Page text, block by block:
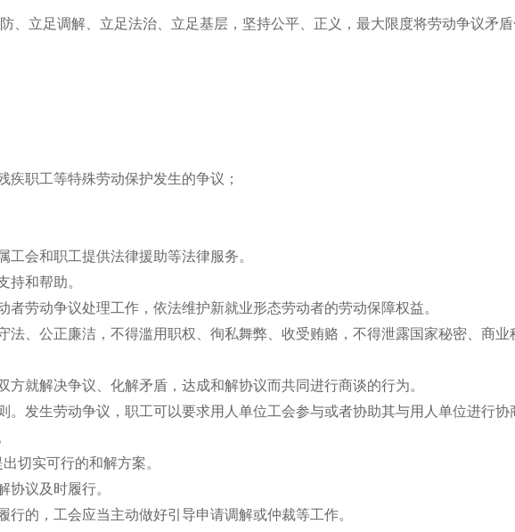
立足调解、立足法治、立足基层，坚持公平、正义，最大限度将劳动争议矛
疾职工等特殊劳动保护发生的争议；
会和职工提供法律援助等法律服务。
持和帮助。
劳动争议处理工作，依法维护新就业形态劳动者的劳动保障权益。
、公正廉洁，不得滥用职权、徇私舞弊、收受贿赂，不得泄露国家秘密、商业
就解决争议、化解矛盾，达成和解协议而共同进行商谈的行为。
发生劳动争议，职工可以要求用人单位工会参与或者协助其与用人单位进行
切实可行的和解方案。
议及时履行。
的，工会应当主动做好引导申请调解或仲裁等工作。